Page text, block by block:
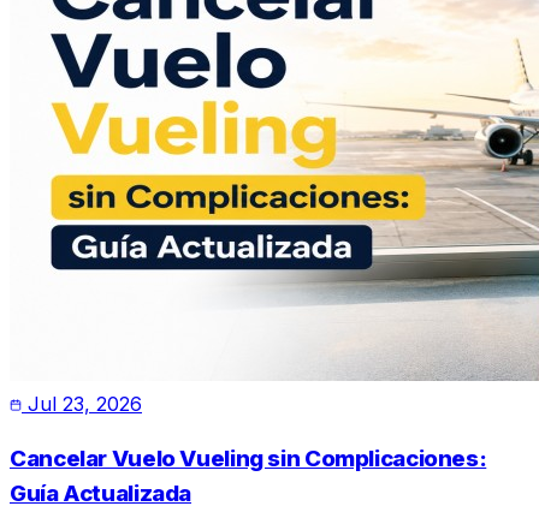
Jul 23, 2026
Cancelar Vuelo Vueling sin Complicaciones:
Guía Actualizada